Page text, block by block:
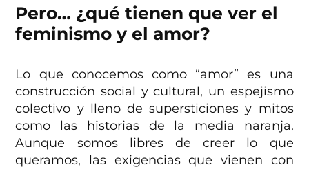
Pero… ¿qué tienen que ver el
feminismo y el amor?
Lo que conocemos como “amor” es una
construcción social y cultural, un espejismo
colectivo y lleno de supersticiones y mitos
como las historias de la media naranja.
Aunque somos libres de creer lo que
queramos, las exigencias que vienen con